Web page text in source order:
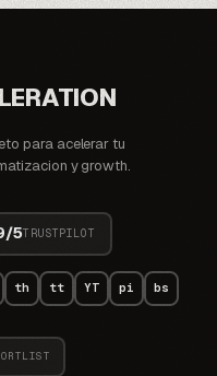
para acelerar tu
y growth.
5TRUSTPILOT
th tt YT pi bs